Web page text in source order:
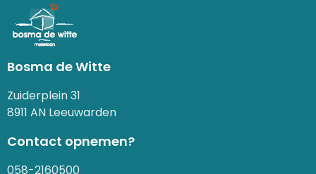
Bosma de Witte
Zuiderplein 31
8911 AN Leeuwarden
Contact opnemen?
058-2160500